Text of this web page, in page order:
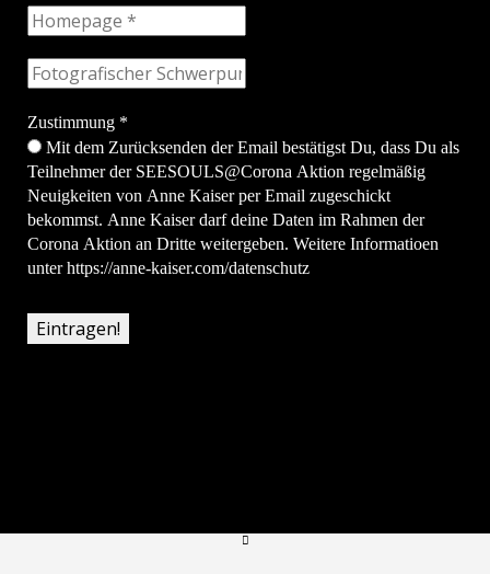
Zustimmung *
Mit dem Zurücksenden der Email bestätigst Du, dass Du als
Teilnehmer der SEESOULS@Corona Aktion regelmäßig
Neuigkeiten von Anne Kaiser per Email zugeschickt
bekommst. Anne Kaiser darf deine Daten im Rahmen der
Corona Aktion an Dritte weitergeben. Weitere Informatioen
unter https://anne-kaiser.com/datenschutz